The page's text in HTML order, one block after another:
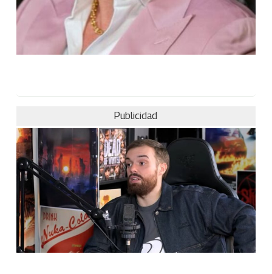
Publicidad